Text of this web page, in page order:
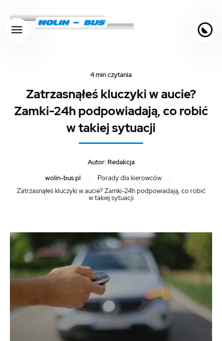
Skocz do treści
4 min czytania
Zatrzasnąłeś kluczyki w aucie?
Zamki-24h podpowiadają, co robić
w takiej sytuacji
Autor: Redakcja
wolin-bus.pl
Porady dla kierowców
Zatrzasnąłeś kluczyki w aucie? Zamki-24h podpowiadają, co robić
w takiej sytuacji